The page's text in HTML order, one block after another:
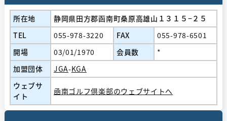
所在地
静岡県田方郡函南町桑原高雄山１３１５−２５
TEL
055-978-3220 FAX
055-978-6501
開場
03/01/1970 会員数
*
加盟団体
JGA-KGA
ウェブサ
イト
凾南ゴルフ倶楽部のウェブサイトへ